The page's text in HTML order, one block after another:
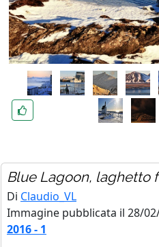
Blue Lagoon, laghetto
Di Claudio_VL
Immagine pubblicata il 28/
2016 - 1